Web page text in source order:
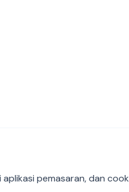
pemasaran, dan